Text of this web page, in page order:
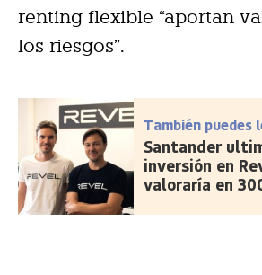
renting flexible “aportan
los riesgos”.
También puedes
Santander
inversión en
valoraría en